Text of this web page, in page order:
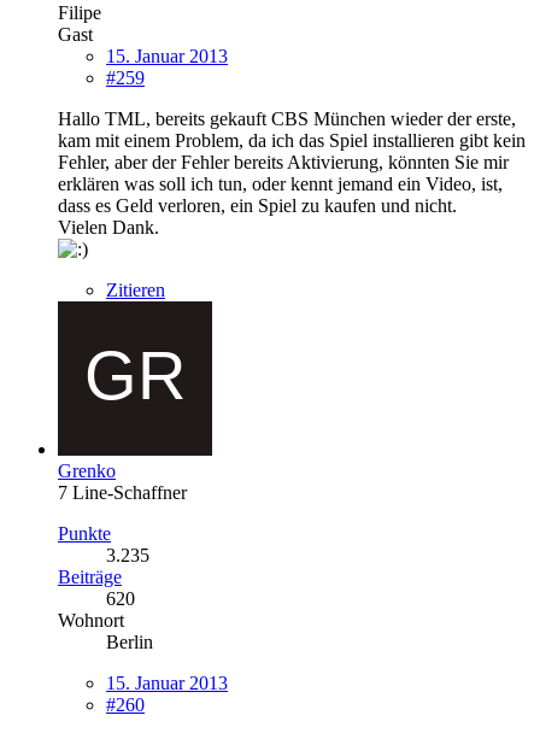
Filipe
Gast
15. Januar 2013
#259
Hallo TML, bereits gekauft CBS München wieder der erste,
kam mit einem Problem, da ich das Spiel installieren gibt kein
Fehler, aber der Fehler bereits Aktivierung, könnten Sie mir
erklären was soll ich tun, oder kennt jemand ein Video, ist,
dass es Geld verloren, ein Spiel zu kaufen und nicht.
Vielen Dank.
Zitieren
Grenko
7 Line-Schaffner
Punkte
3.235
Beiträge
620
Wohnort
Berlin
15. Januar 2013
#260